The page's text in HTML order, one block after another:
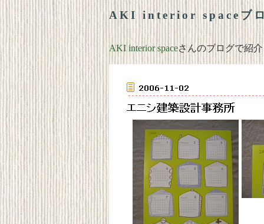
AKI interior spaceブ
AKI interior spaceさんのブログで紹